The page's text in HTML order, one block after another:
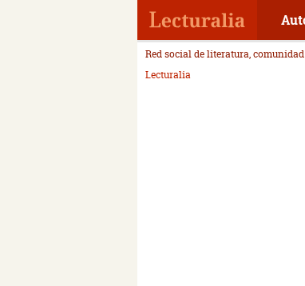
Red social de literatura,
Lecturalia